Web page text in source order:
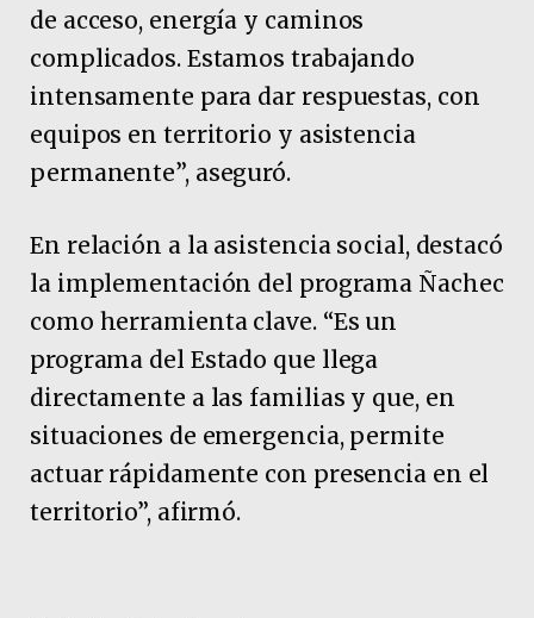
de acceso, energía y caminos
complicados. Estamos trabajando
intensamente para dar respuestas, con
equipos en territorio y asistencia
permanente”, aseguró.
En relación a la asistencia social, destacó
la implementación del programa Ñachec
como herramienta clave. “Es un
programa del Estado que llega
directamente a las familias y que, en
situaciones de emergencia, permite
actuar rápidamente con presencia en el
territorio”, afirmó.